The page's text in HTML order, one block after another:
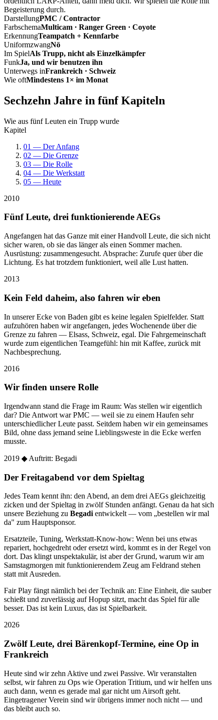
Begeisterung durch.
DarstellungPMC / Contractor
FarbschemaMulticam · Ranger Green · Coyote
ErkennungTeampatch + Kennfarbe
UniformzwangNö
Im SpielAls Trupp, nicht als Einzelkämpfer
FunkJa, und wir benutzen ihn
Unterwegs inFrankreich · Schweiz
Wie oftMindestens 1× im Monat
Sechzehn Jahre in fünf Kapiteln
Wie aus fünf Leuten ein Trupp wurde
Kapitel
01 — Der Anfang
02 — Die Grenze
03 — Die Rolle
04 — Die Werkstatt
05 — Heute
2010
Fünf Leute, drei funktionierende AEGs
Angefangen hat das Ganze mit einer Handvoll Leute, die sich nicht
sicher waren, ob sie das länger als einen Sommer machen.
Ausrüstung: zusammengesucht. Absprache: Zurufe quer über die
Lichtung. Es hat trotzdem funktioniert, weil alle Lust hatten.
2013
Kein Feld daheim, also fahren wir eben
In unserer Ecke von Baden gibt es keine legalen Spielfelder. Statt
aufzuhören haben wir angefangen, jedes Wochenende über die
Grenze zu fahren — Elsass, Schweiz, egal. Die Fahrgemeinschaft
wurde zum eigentlichen Teamgefühl: hin mit Kaffee, zurück mit
Nachbesprechung.
2016
Wir finden unsere Rolle
Irgendwann stand die Frage im Raum: Was stellen wir eigentlich
dar? Die Antwort war PMC — weil sie zu einem Haufen sehr
unterschiedlicher Leute passt. Seitdem haben wir ein gemeinsames
Bild, ohne dass jemand seine Lieblingsweste in die Ecke werfen
musste.
2019 ◆ Auftritt: Begadi
Der Freitagabend vor dem Spieltag
Jedes Team kennt ihn: den Abend, an dem drei AEGs gleichzeitig
zicken und der Spieltag in zwölf Stunden anfängt. Genau da hat sich
unsere Beziehung zu Begadientwickelt — vom „bestellen wir mal
da" zum Hauptsponsor.
Ersatzteile, Tuning, Werkstatt-Know-how: Wenn bei uns etwas
repariert, hochgedreht oder ersetzt wird, kommt es in der Regel von
dort. Das klingt unspektakulär, ist aber der Grund, warum wir am
Samstagmorgen mit funktionierendem Zeug am Feldrand stehen
statt mit Ausreden.
Fair Play fängt nämlich bei der Technik an: Eine Einheit, die sauber
schießt und zuverlässig auf Hopup sitzt, macht das Spiel für alle
besser. Das ist kein Luxus, das ist Spielbarkeit.
2026
Zwölf Leute, drei Bärenkopf-Termine, eine Op in
Frankreich
Heute sind wir zehn Aktive und zwei Passive. Wir veranstalten
selbst, wir fahren zu Ops wie Operation Tritium, und wir helfen uns
auch dann, wenn es gerade mal gar nicht um Airsoft geht.
Eingetragener Verein sind wir übrigens immer noch nicht — und
das bleibt auch so.